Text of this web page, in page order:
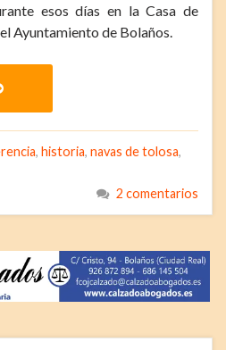
esos días en la Casa de
Ayuntamiento de Bolaños.
, historia, navas de tolosa,
2 comentarios